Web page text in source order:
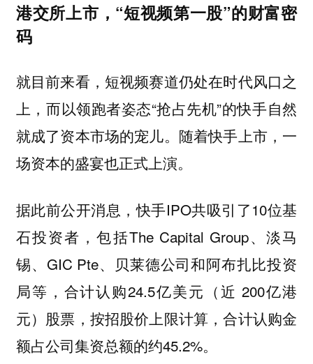
港交所上市， “短视频第一股”的财富密
码
就目前来看，短视频赛道仍处在时代风口之
上，而以领跑者姿态“抢占先机”的快手自然
就成了资本市场的宠儿。随着快手上市，一
场资本的盛宴也正式上演。
据此前公开消息，快手IPO共吸引了10位基
石投资者，包括The Capital Group、淡马
锡、GIC Pte、贝莱德公司和阿布扎比投资
局等，合计认购24.5亿美元（近 200亿港
元）股票，按招股价上限计算，合计认购金
额占公司集资总额的约45.2%。